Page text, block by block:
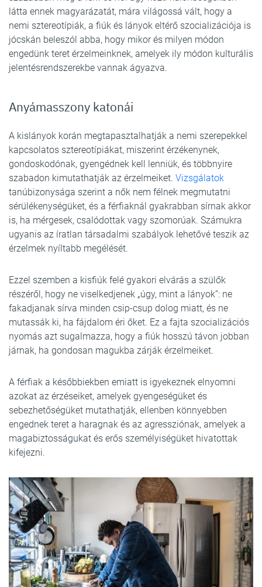
látta ennek magyarázatát, mára világossá vált, hogy a
nemi sztereotípiák, a fiúk és lányok eltérő szocializációja is
jócskán beleszól abba, hogy mikor és milyen módon
engedünk teret érzelmeinknek, amelyek ily módon kulturális
jelentésrendszerekbe vannak ágyazva.
Anyámasszony katonái
A kislányok korán megtapasztalhatják a nemi szerepekkel
kapcsolatos sztereotípiákat, miszerint érzékenynek,
gondoskodónak, gyengédnek kell lenniük, és többnyire
szabadon kimutathatják az érzelmeiket. Vizsgálatok
tanúbizonysága szerint a nők nem félnek megmutatni
sérülékenységüket, és a férfiaknál gyakrabban sírnak akkor
is, ha mérgesek, csalódottak vagy szomorúak. Számukra
ugyanis az íratlan társadalmi szabályok lehetővé teszik az
érzelmek nyíltabb megélését.
Ezzel szemben a kisfiúk felé gyakori elvárás a szülők
részéről, hogy ne viselkedjenek „úgy, mint a lányok”: ne
fakadjanak sírva minden csip-csup dolog miatt, és ne
mutassák ki, ha fájdalom éri őket. Ez a fajta szocializációs
nyomás azt sugalmazza, hogy a fiúk hosszú távon jobban
járnak, ha gondosan magukba zárják érzelmeiket.
A férfiak a későbbiekben emiatt is igyekeznek elnyomni
azokat az érzéseiket, amelyek gyengeségüket és
sebezhetőségüket mutathatják, ellenben könnyebben
engednek teret a haragnak és az agressziónak, amelyek a
magabiztosságukat és erős személyiségüket hivatottak
kifejezni.